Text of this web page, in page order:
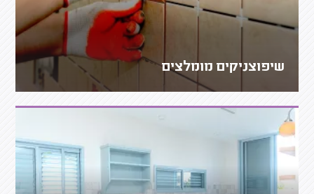
שיפוצניקים מומלצים